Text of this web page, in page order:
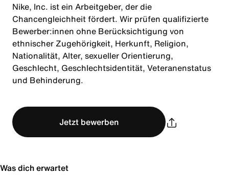
Nike, Inc. ist ein Arbeitgeber, der die
Chancengleichheit fördert. Wir prüfen qualifizierte
Bewerber:innen ohne Berücksichtigung von
ethnischer Zugehörigkeit, Herkunft, Religion,
Nationalität, Alter, sexueller Orientierung,
Geschlecht, Geschlechtsidentität, Veteranenstatus
und Behinderung.
Jetzt bewerben
Was dich erwartet